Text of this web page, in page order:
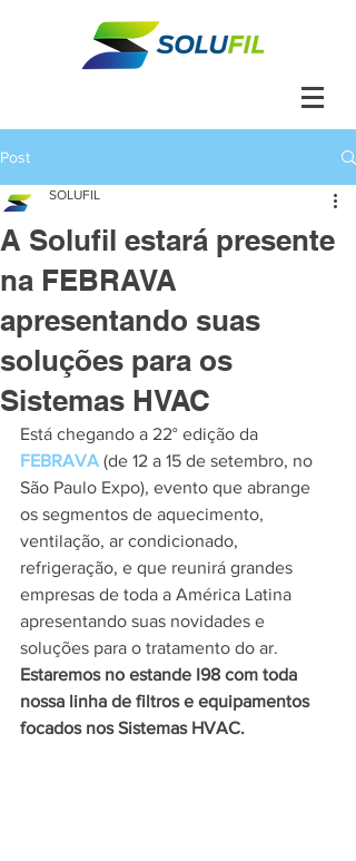
Post
A Solufil estará presente
na FEBRAVA
apresentando suas
soluções para os
Sistemas HVAC
SOLUFIL
Está chegando a 22° edição da
FEBRAVA (de 12 a 15 de setembro, no
São Paulo Expo), evento que abrange
os segmentos de aquecimento,
ventilação, ar condicionado,
refrigeração, e que reunirá grandes
empresas de toda a América Latina
apresentando suas novidades e
soluções para o tratamento do ar.
Estaremos no estande I98 com toda
nossa linha de filtros e equipamentos
focados nos Sistemas HVAC.